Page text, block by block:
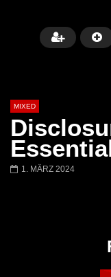
MIXED
1. MÄRZ 2024